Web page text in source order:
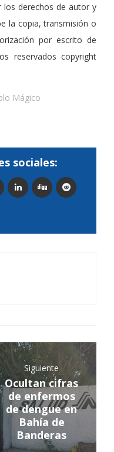
los derechos de autor y
la copia, transmisión o
por escrito de
reservados copyright
Mágico
sociales:
Siguiente
Ocultan cifras
de enfermos
de dengue en
Bahía de
Banderas